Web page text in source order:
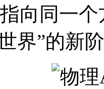
向同一
界”的新